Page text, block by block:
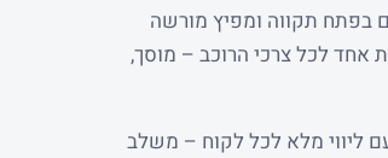
בפתח תקווה ומפיץ מורשה
כבית אחד לכל צרכי הרוכב – מוסך,
ליווי מלא לכל לקוח – משלב